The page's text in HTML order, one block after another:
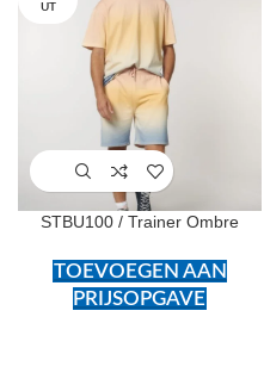
UT
STBU100 / Trainer Ombre
TOEVOEGEN AAN
PRIJSOPGAVE